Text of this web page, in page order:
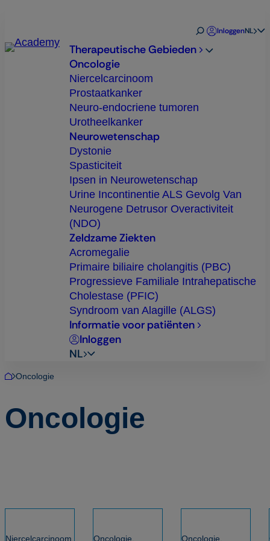
de
inhoud
Open
search
InloggenNL
Therapeutische Gebieden
Oncologie
Niercelcarcinoom
Prostaatkanker
Neuro-endocriene tumoren
Urotheelkanker
Neurowetenschap
Dystonie
Spasticiteit
Ipsen in Neurowetenschap
Urine Incontinentie ALS Gevolg Van
Neurogene Detrusor Overactiviteit
(NDO)
Zeldzame Ziekten
Acromegalie
Primaire biliaire cholangitis (PBC)
Progressieve Familiale Intrahepatische
Cholestase (PFIC)
Syndroom van Alagille (ALGS)
Informatie voor patiënten
Inloggen
NL
HomeOncologie
Oncologie
Niercelcarcinoom,
Oncologie,
Oncologie,